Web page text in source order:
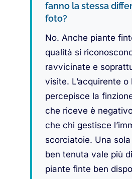
fanno la stessa
foto?
No. Anche piante
qualità si
ravvicinate e
visite. L’acquirente o
percepisce la
che riceve è
che chi gestisce
scorciatoie. Una
ben tenuta vale più
piante finte ben